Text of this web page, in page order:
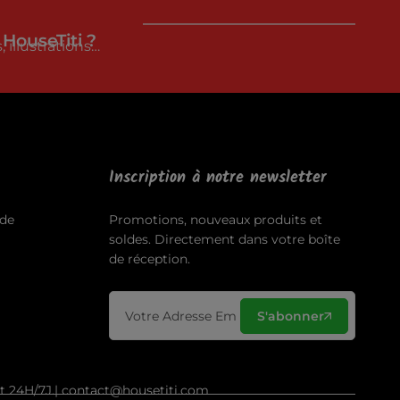
?
illustrations…
Inscription à notre newsletter
Promotions, nouveaux produits et
soldes. Directement dans votre boîte
de réception.
S'abonner
24H/7J.| contact@housetiti.com